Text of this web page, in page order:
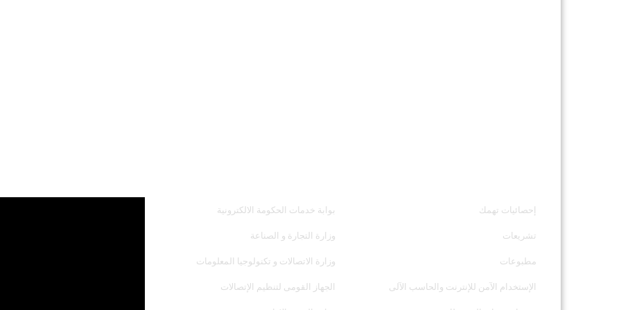
إحصائيات تهمك
تشريعات
مطبوعات
الإستخدام الآمن للإنترنت والحاسب الآلى
بوابة خدمات الحكومة الالكترونية
وزارة التجارة و الصناعة
وزارة الاتصالات و تكنولوجيا المعلومات
الجهاز القومى لتنظيم الإتصالات